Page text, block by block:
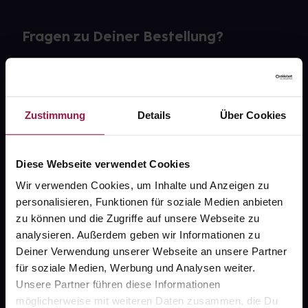
Zustimmung Details Über Cookies
Diese Webseite verwendet Cookies
Wir verwenden Cookies, um Inhalte und Anzeigen zu
personalisieren, Funktionen für soziale Medien anbieten
zu können und die Zugriffe auf unsere Webseite zu
analysieren. Außerdem geben wir Informationen zu
Deiner Verwendung unserer Webseite an unsere Partner
für soziale Medien, Werbung und Analysen weiter.
Unsere Partner führen diese Informationen
möglicherweise mit weiteren Daten zusammen, die Du
Fragen zu Deiner Bestellung?
gesund.de
Über uns
Karriere
Newsletter